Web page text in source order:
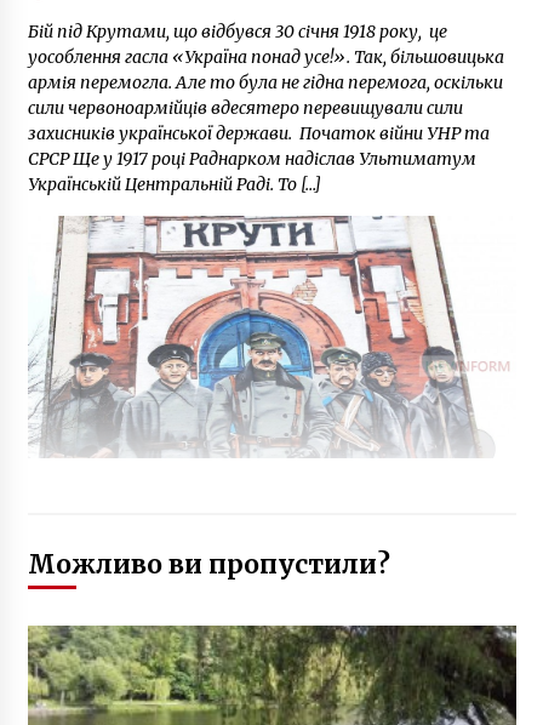
Бій під Крутами, що відбувся 30 січня 1918 року, це
уособлення гасла «Україна понад усе!». Так, більшовицька
армія перемогла. Але то була не гідна перемога, оскільки
сили червоноармійців вдесятеро перевищували сили
захисників української держави. Початок війни УНР та
СРСР Ще у 1917 році Раднарком надіслав Ультиматум
Українській Центральній Раді. То […]
Можливо ви пропустили?